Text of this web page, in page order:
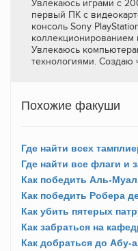
Увлекаюсь играми с
первый ПК с
консоль Sony
коллекционированием
Увлекаюсь
технологиями. Создаю
Похожие факуши
Где найти всех
Где найти все флаги и
Как победить Аль-
Как победить Робера